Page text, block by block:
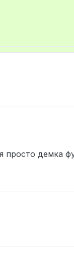
просто демка